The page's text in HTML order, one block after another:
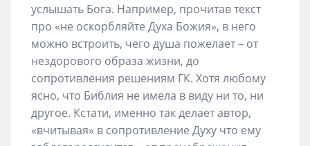
услышать Бога. Например, прочитав текст
про «не оскорбляйте Духа Божия», в него
можно встроить, чего душа пожелает – от
нездорового образа жизни, до
сопротивления решениям ГК. Хотя любому
ясно, что Библия не имела в виду ни то, ни
другое. Кстати, именно так делает автор,
«вчитывая» в сопротивление Духу что ему